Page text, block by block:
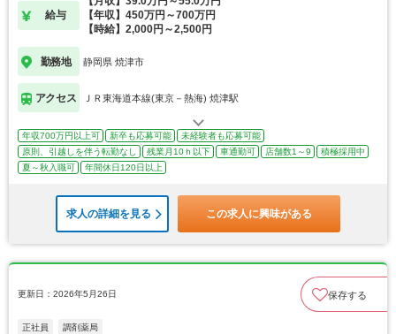
給与
【年収】450万円～700万円
【時給】2,000円～2,500円
勤務地 静岡県 焼津市
アクセス ＪＲ東海道本線(東京－熱海) 焼津駅
年収700万円以上可 新卒も応募可能
未経験者も応募可能
原則、引越しを伴う転勤なし
残業月10ｈ以下 車通勤可 店舗数1～9
積極採用中
夏～秋入職可
年間休日120日以上
求人の詳細を見る この求人に興味がある
更新日：2026年5月26日 保存する
正社員 調剤薬局